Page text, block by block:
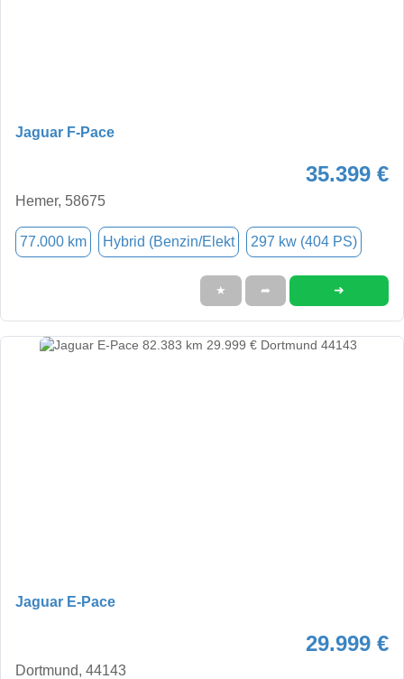
Jaguar F-Pace
35.399 €
Hemer, 58675
77.000 km Hybrid (Benzin/Elekt 297 kw (404 PS)
★ ➦ ➜
Jaguar E-Pace
29.999 €
Dortmund, 44143